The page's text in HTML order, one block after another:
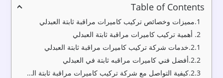
Table of Contents
مميزات وخصائص تركيب كاميرات مراقبة ثابتة العبدلي
أهمية تركيب كاميرات مراقبة ثابتة العبدلي
خدمات شركة تركيب كاميرات مراقبة ثابتة العبدلي
أفضل فني كاميرات مراقبه ثابتة في العبدلي
كيفية التواصل مع شركة تركيب كاميرات مراقبة ثابتة العبدلي